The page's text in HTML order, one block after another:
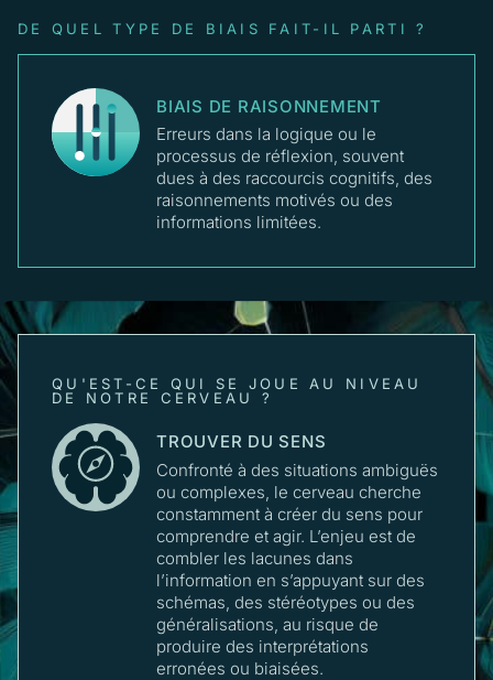
DE QUEL TYPE DE BIAIS FAIT-IL PARTI ?
BIAIS DE RAISONNEMENT
Erreurs dans la logique ou le
processus de réflexion, souvent
dues à des raccourcis cognitifs, des
raisonnements motivés ou des
informations limitées.
QU'EST-CE QUI SE JOUE AU NIVEAU
DE NOTRE CERVEAU ?
TROUVER DU SENS
Confronté à des situations ambiguës
ou complexes, le cerveau cherche
constamment à créer du sens pour
comprendre et agir. L’enjeu est de
combler les lacunes dans
l’information en s’appuyant sur des
schémas, des stéréotypes ou des
généralisations, au risque de
produire des interprétations
erronées ou biaisées.